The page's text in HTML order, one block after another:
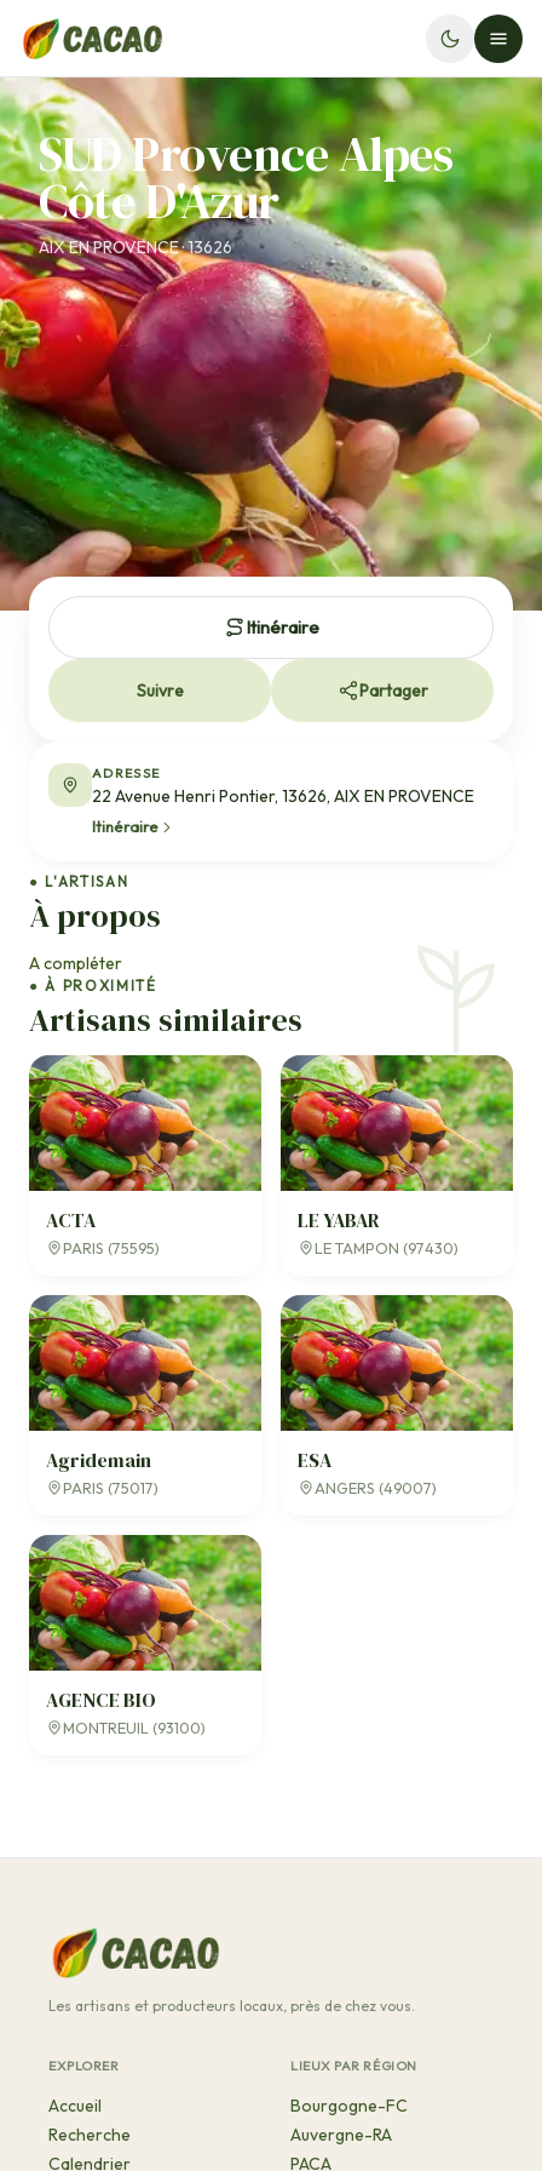
SUD Provence Alpes
Côte D'Azur
AIX EN PROVENCE · 13626
● L'ARTISAN
À propos
A compléter
● À PROXIMITÉ
Artisans similaires
ACTA
PARIS (75595)
LE YABAR
LE TAMPON (97430)
Agridemain
PARIS (75017)
ESA
ANGERS (49007)
AGENCE BIO
MONTREUIL (93100)
Itinéraire
Suivre Partager
ADRESSE
22 Avenue Henri Pontier, 13626, AIX EN PROVENCE
Itinéraire
Les artisans et producteurs locaux, près de chez vous.
EXPLORER
Accueil
Recherche
Calendrier
LIEUX PAR RÉGION
Bourgogne-FC
Auvergne-RA
PACA